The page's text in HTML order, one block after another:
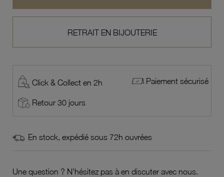
RETRAIT EN BIJOUTERIE
Click & Collect en 2h Paiement sécurisé
Retour 30 jours
En stock, expédié sous 72h ouvrées
Une question ? N'hésitez pas à en discuter avec nous.